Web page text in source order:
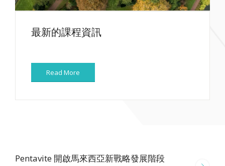
最新的課程資訊
Read More
Pentavite 開啟馬來西亞新戰略發展階段